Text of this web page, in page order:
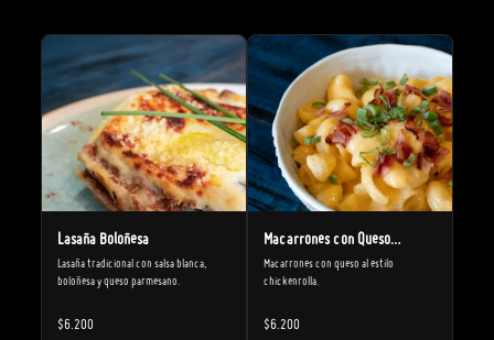
Lasaña Boloñesa
Lasaña tradicional con salsa blanca,
boloñesa y queso parmesano.
$6.200
Macarrones con Queso
Cheddar y Tocino Crispy
Macarrones con queso al estilo
chickenrolla.
$6.200